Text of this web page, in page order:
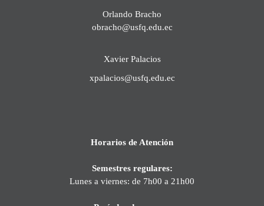
Orlando Bracho
obracho@usfq.edu.ec
Xavier Palacios
xpalacios@usfq.edu.ec
Horarios de Atención
Semestres regulares:
Lunes a viernes: de 7h00 a 21h00